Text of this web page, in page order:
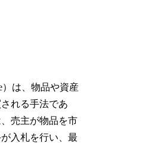
）は、物品や資産
れる手法であ
売主が物品を市
入札を行い、最